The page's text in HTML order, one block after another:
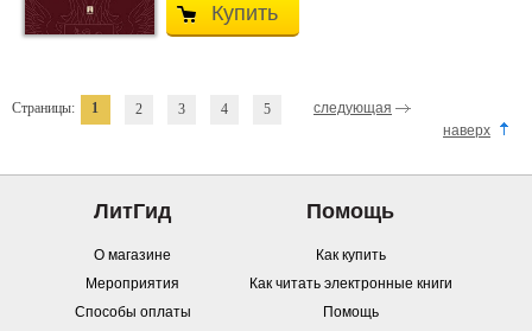
Купить
Страницы: 1 2 3 4 5
следующая
наверх
ЛитГид
О магазине
Мероприятия
Способы оплаты
Помощь
Как купить
Как читать электронные книги
Помощь